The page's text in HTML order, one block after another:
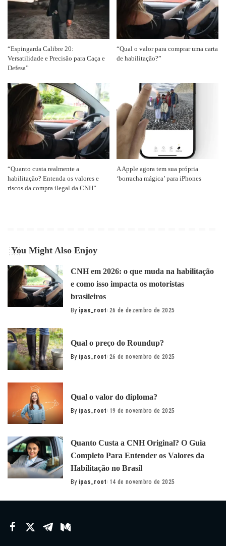
“Espingarda Calibre 20:
Versatilidade e Precisão para Caça e
Defesa”
“Qual o valor para comprar uma carta
de habilitação?”
“Quanto custa realmente a
habilitação? Entenda os valores e
riscos da compra ilegal da CNH”
A Apple agora tem sua própria
‘borracha mágica’ para iPhones
You Might Also Enjoy
CNH em 2026: o que muda na habilitação
e como isso impacta os motoristas
brasileiros
Posted
By ipas_root 26 de dezembro de 2025
Qual o preço do Roundup?
Posted
By ipas_root 26 de novembro de 2025
Qual o valor do diploma?
Posted
By ipas_root 19 de novembro de 2025
Quanto Custa a CNH Original? O Guia
Completo Para Entender os Valores da
Habilitação no Brasil
Posted
By ipas_root 14 de novembro de 2025